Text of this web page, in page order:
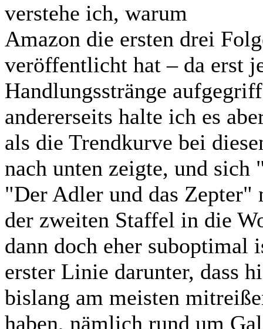
verstehe ich, warum
Amazon die ersten drei
veröffentlicht hat – da erst
Handlungsstränge
andererseits halte ich es
als die Trendkurve bei
nach unten zeigte, und
"Der Adler und das Zepter"
der zweiten Staffel in die
dann doch eher suboptimal
erster Linie darunter, dass
bislang am meisten
haben, nämlich rund um